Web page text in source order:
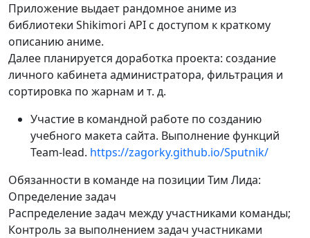
Приложение выдает рандомное аниме из
библиотеки Shikimori API с доступом к краткому
описанию аниме.
Далее планируется доработка проекта: создание
личного кабинета администратора, фильтрация и
сортировка по жарнам и т. д.
Участие в командной работе по созданию
учебного макета сайта. Выполнение функций
Team-lead. https://zagorky.github.io/Sputnik/
Обязанности в команде на позиции Тим Лида:
Определение задач
Распределение задач между участниками команды;
Контроль за выполнением задач участниками